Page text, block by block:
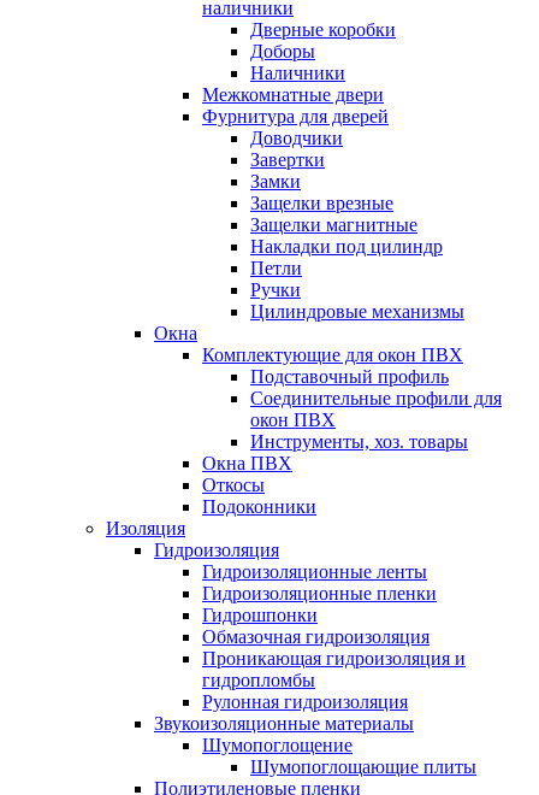
наличники
Дверные коробки
Доборы
Наличники
Межкомнатные двери
Фурнитура для дверей
Доводчики
Завертки
Замки
Защелки врезные
Защелки магнитные
Накладки под цилиндр
Петли
Ручки
Цилиндровые механизмы
Окна
Комплектующие для окон ПВХ
Подставочный профиль
Соединительные профили для
окон ПВХ
Инструменты, хоз. товары
Окна ПВХ
Откосы
Подоконники
Изоляция
Гидроизоляция
Гидроизоляционные ленты
Гидроизоляционные пленки
Гидрошпонки
Обмазочная гидроизоляция
Проникающая гидроизоляция и
гидропломбы
Рулонная гидроизоляция
Звукоизоляционные материалы
Шумопоглощение
Шумопоглощающие плиты
Полиэтиленовые пленки